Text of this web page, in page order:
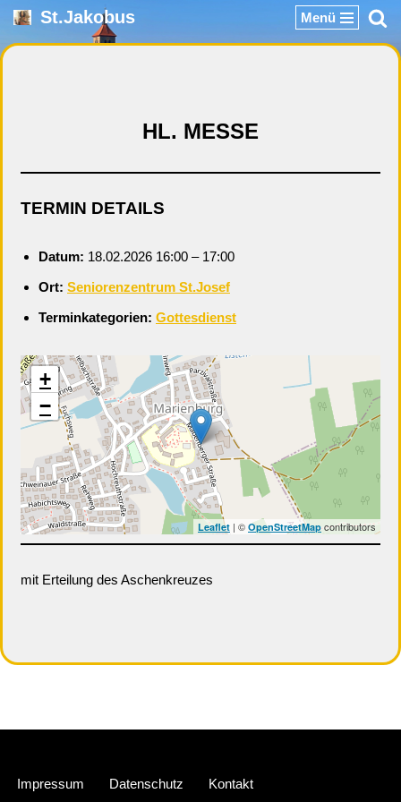
Zum
St.Jakobus Menü
HL. MESSE
TERMIN DETAILS
Datum: 18.02.2026 16:00 – 17:00
Ort: Seniorenzentrum St.Josef
Terminkategorien: Gottesdienst
+
−
Leaflet | © OpenStreetMapcontributors
mit Erteilung des Aschenkreuzes
Impressum Datenschutz Kontakt